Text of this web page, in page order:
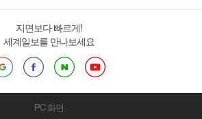
지면보다 빠르게!
세계일보를 만나보세요
PC 화면